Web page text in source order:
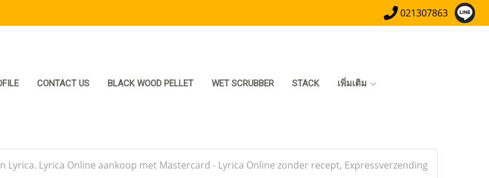
021307863
CONTACT US BLACK WOOD PELLET WET SCRUBBER STACK เพิ่มเติม
Lyrica. Lyrica Online aankoop met Mastercard - Lyrica Online zonder recept, Expressverzending